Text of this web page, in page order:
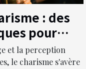
: des
pour
et la perception
le charisme s'avère